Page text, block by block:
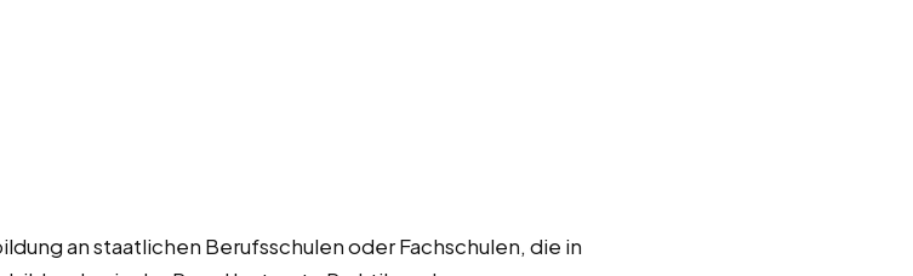
an staatlichen Berufsschulen oder Fachschulen, die in